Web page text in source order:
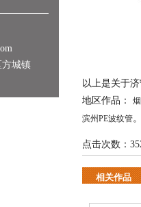
城镇
以上是关于
地区作品：
滨州PE波纹管。
点击次数：
相关作品